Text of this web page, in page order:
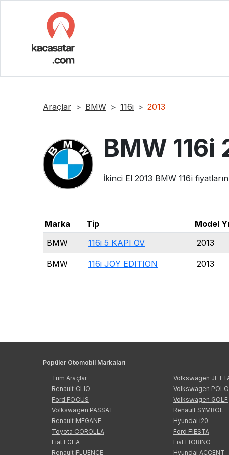
Araçlar BMW 116i 2013
BMW 116i
İkinci El 2013 BMW 116i
Marka Tip Model
BMW
116i 5 KAPI OV 2013
BMW 116i JOY EDITION 2013
Popüler Otomobil Markaları
Tüm Araçlar
Renault CLIO
Ford FOCUS
Volkswagen PASSAT
Renault MEGANE
Toyota COROLLA
Fiat EGEA
Renault FLUENCE
Volkswagen
Volkswagen POLO
Volkswagen GOLF
Renault SYMBOL
Hyundai i20
Ford FIESTA
Fiat FIORINO
Hyundai ACCENT